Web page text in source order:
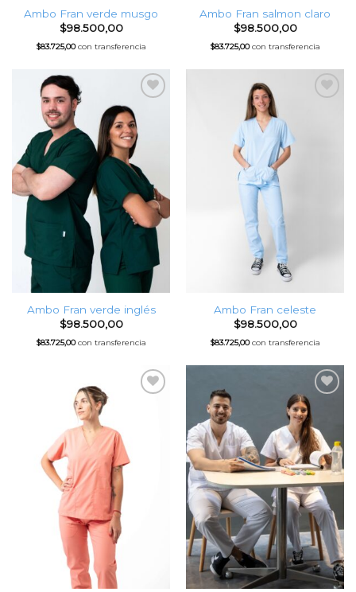
Ambo Fran verde musgo
$98.500,00
$83.725,00con transferencia
Ambo Fran salmon claro
$98.500,00
$83.725,00con transferencia
Favoritos
Ambo Fran verde inglés
$98.500,00
$83.725,00con transferencia
Ambo Fran celeste
$98.500,00
$83.725,00con transferencia
Favoritos